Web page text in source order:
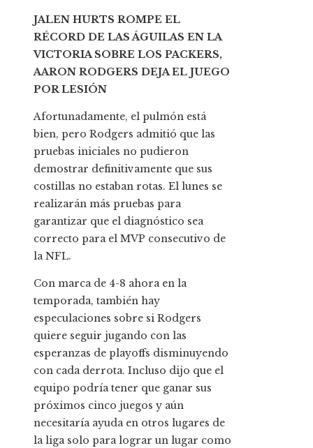
JALEN HURTS ROMPE EL
RÉCORD DE LAS ÁGUILAS EN LA
VICTORIA SOBRE LOS PACKERS,
AARON RODGERS DEJA EL JUEGO
POR LESIÓN
Afortunadamente, el pulmón está
bien, pero Rodgers admitió que las
pruebas iniciales no pudieron
demostrar definitivamente que sus
costillas no estaban rotas. El lunes se
realizarán más pruebas para
garantizar que el diagnóstico sea
correcto para el MVP consecutivo de
la NFL.
Con marca de 4-8 ahora en la
temporada, también hay
especulaciones sobre si Rodgers
quiere seguir jugando con las
esperanzas de playoffs disminuyendo
con cada derrota. Incluso dijo que el
equipo podría tener que ganar sus
próximos cinco juegos y aún
necesitaría ayuda en otros lugares de
la liga solo para lograr un lugar como